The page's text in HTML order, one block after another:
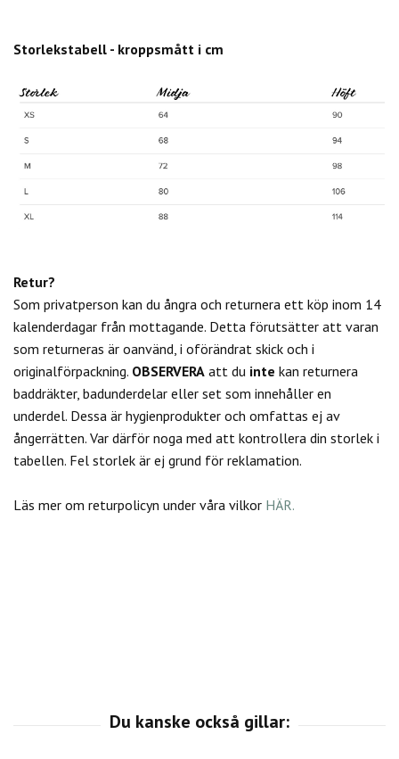
Storlekstabell - kroppsmått i cm
Retur?
Som privatperson kan du ångra och returnera ett köp inom 14
kalenderdagar från mottagande. Detta förutsätter att varan
som returneras är oanvänd, i oförändrat skick och i
originalförpackning. OBSERVERA att du inte kan returnera
baddräkter, badunderdelar eller set som innehåller en
underdel. Dessa är hygienprodukter och omfattas ej av
ångerrätten. Var därför noga med att kontrollera din storlek i
tabellen. Fel storlek är ej grund för reklamation.
Läs mer om returpolicyn under våra vilkor HÄR.